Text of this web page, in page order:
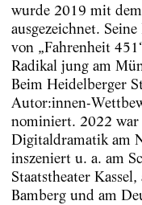
wurde 2019 mit
ausgezeichnet.
von „Fahrenheit
Radikal jung am
Beim Heidelberger
Autor:innen-
nominiert. 2022
Digitaldramatik am
inszeniert u. a. am
Staatstheater
Bamberg und am